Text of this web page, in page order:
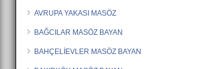
AVRUPA YAKASI MASÖZ
BAĞCILAR MASÖZ BAYAN
BAHÇELİEVLER MASÖZ BAYAN